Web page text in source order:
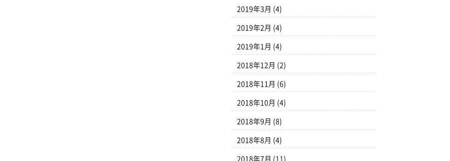
2019年3月 (4)
2019年2月 (4)
2019年1月 (4)
2018年12月 (2)
2018年11月 (6)
2018年10月 (4)
2018年9月 (8)
2018年8月 (4)
2018年7月 (11)